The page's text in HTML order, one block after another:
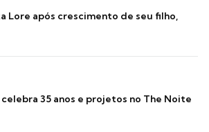
Lore após crescimento de seu filho,
35 anos e projetos no The Noite